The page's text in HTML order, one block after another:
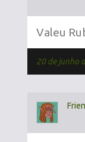
Valeu
20 de junho